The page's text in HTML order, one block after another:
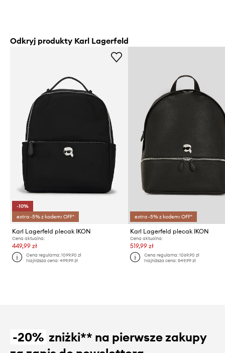
Odkryj produkty Karl Lagerfeld
-10%
extra -5% z kodem: OFF*
Karl Lagerfeld plecak IKON
Cena aktualna:
449,99 zł
Cena regularna:1099,90 zł
Najniższa cena:499,99 zł
extra -5% z kodem: OFF*
Karl Lagerfeld plecak IKON
Cena aktualna:
519,99 zł
Cena regularna: 1069,90 zł
Najniższa cena: 549,99 zł
-20% zniżki** na pierwsze zakupy